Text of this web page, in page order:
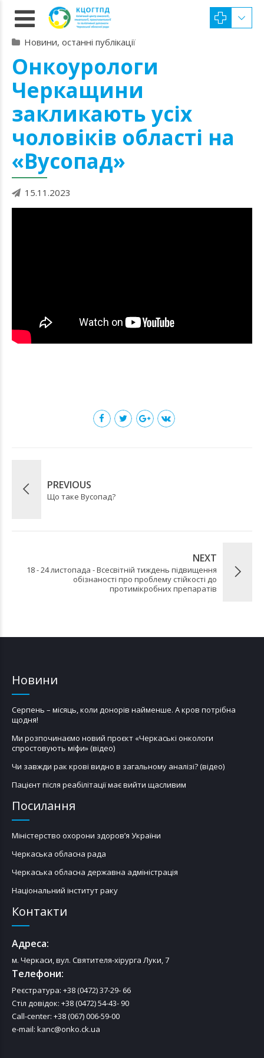
Новини, останні публікації
Онкоурологи
Черкащини
закликають усіх
чоловіків області на
«Вусопад»
15.11.2023
PREVIOUS
Що таке Вусопад?
NEXT
18 - 24 листопада - Всесвітній тиждень підвищення
обізнаності про проблему стійкості до
протимікробних препаратів
Новини
Серпень – місяць, коли донорів найменше. А кров потрібна
щодня!
Ми розпочинаємо новий проєкт «Черкаські онкологи
спростовують міфи» (відео)
Чи завжди рак крові видно в загальному аналізі? (відео)
Пацієнт після реабілітації має вийти щасливим
Посилання
Міністерство охорони здоров’я України
Черкаська обласна рада
Черкаська обласна державна адміністрація
Національний інститут раку
Контакти
Адреса:
м. Черкаси, вул. Святителя-хірурга Луки, 7
Телефони:
Реєстратура: +38 (0472) 37-29- 66
Стіл довідок: +38 (0472) 54-43- 90
Call-center: +38 (067) 006-59-00
e-mail: kanc@onko.ck.ua